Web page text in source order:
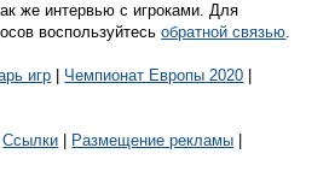
же интервью с игроками. Для
воспользуйтесьобратной связью.
игр Чемпионат Европы 2020
Ссылки Размещение рекламы